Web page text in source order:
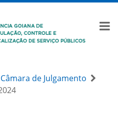
Câmara de Julgamento